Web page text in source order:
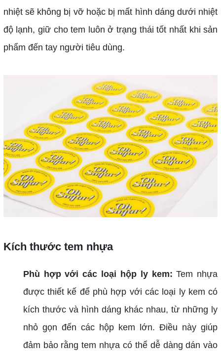
nhiệt sẽ không bị vỡ hoặc bị mất hình dáng dưới nhiệt
độ lạnh, giữ cho tem luôn ở trạng thái tốt nhất khi sản
phẩm đến tay người tiêu dùng.
Kích thước tem nhựa
Phù hợp với các loại hộp ly kem:Tem nhựa
được thiết kế để phù hợp với các loại ly kem có
kích thước và hình dáng khác nhau, từ những ly
nhỏ gọn đến các hộp kem lớn. Điều này giúp
đảm bảo rằng tem nhựa có thể dễ dàng dán vào